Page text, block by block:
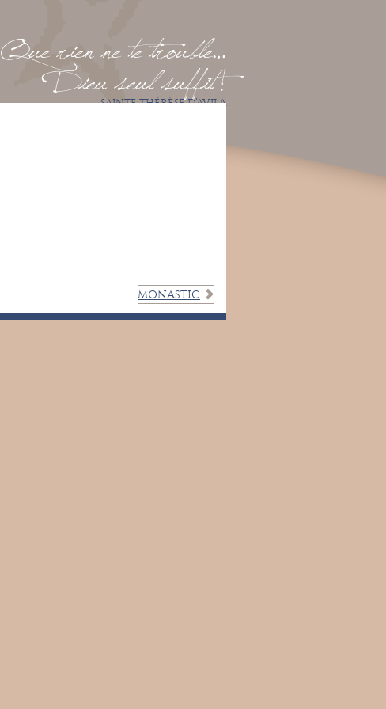
Que rien ne te trouble…
Dieu seul suffit !
SAINTE THÉRÈSE D’AVILA
MONASTIC